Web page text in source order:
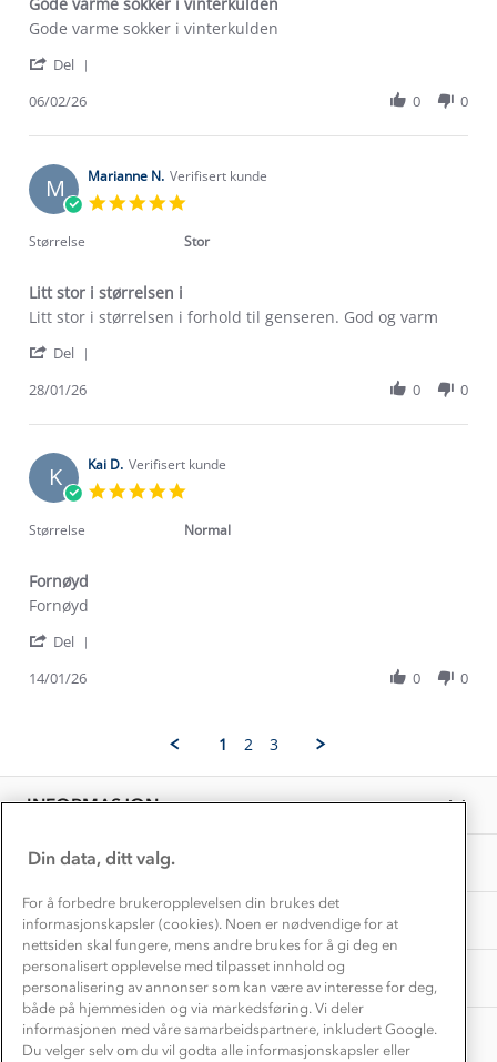
Review
Per
on
Feb
review
Gode
sokker
vinterkulden
Gode varme sokker i vinterkulden
Del
Per
on
6
Feb
06/02/26 0 0
M Marianne N. Verifisert kunde
rating
Størrelse Stor
Litt stor i størrelsen i
Review
Marianne
on
Jan
review
Litt
i
i
Litt stor i størrelsen i forhold til genseren. God og varm
Del
Marianne
on
28
Jan
28/01/26 0 0
K Kai D. Verifisert kunde
rating
Størrelse Normal
Fornøyd
Review
Kai
on
review
Fornøyd
Fornøyd
Del
14
2026
14/01/26 0 0
1 2 3
INFORMASJON
Konkurransevinnere
Kundeklubb
Bedrift, barnehage og SFO
Presse
OM OSS
Om Stormberg
Klima og miljø
Etisk handel
Dyreetikk
1% til samfunnet
Samarbeide med oss?
TIPS OG RÅD
Trelagsprinsippet barn
Dette trenger du til barnehagen
Gravidklær
Hvordan velge riktig turtøy?
Store størrelser
Turmat oppskrifter
Beredskap
AKTIVITETER
Norgesferie 🇳🇴
Få turinspirasjon og tips her⛰
Overnatte utendørs⛺
Leirskole 🥾
Barnehageansatt
Tips til hyttetur
Din data, ditt valg.
For å forbedre brukeropplevelsen din brukes det
informasjonskapsler (cookies). Noen er nødvendige for at
nettsiden skal fungere, mens andre brukes for å gi deg en
personalisert opplevelse med tilpasset innhold og
personalisering av annonser som kan være av interesse for deg,
både på hjemmesiden og via markedsføring. Vi deler
informasjonen med våre samarbeidspartnere, inkludert Google.
Du velger selv om du vil godta alle informasjonskapsler eller